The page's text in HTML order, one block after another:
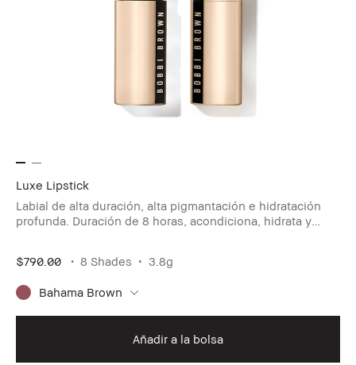
Luxe Lipstick
Labial de alta duración, alta pigmantación e hidratación
profunda. Duración de 8 horas, acondiciona, hidrata y
$790.00
8 Shades 3.8g
Bahama Brown
Añadir a la bolsa